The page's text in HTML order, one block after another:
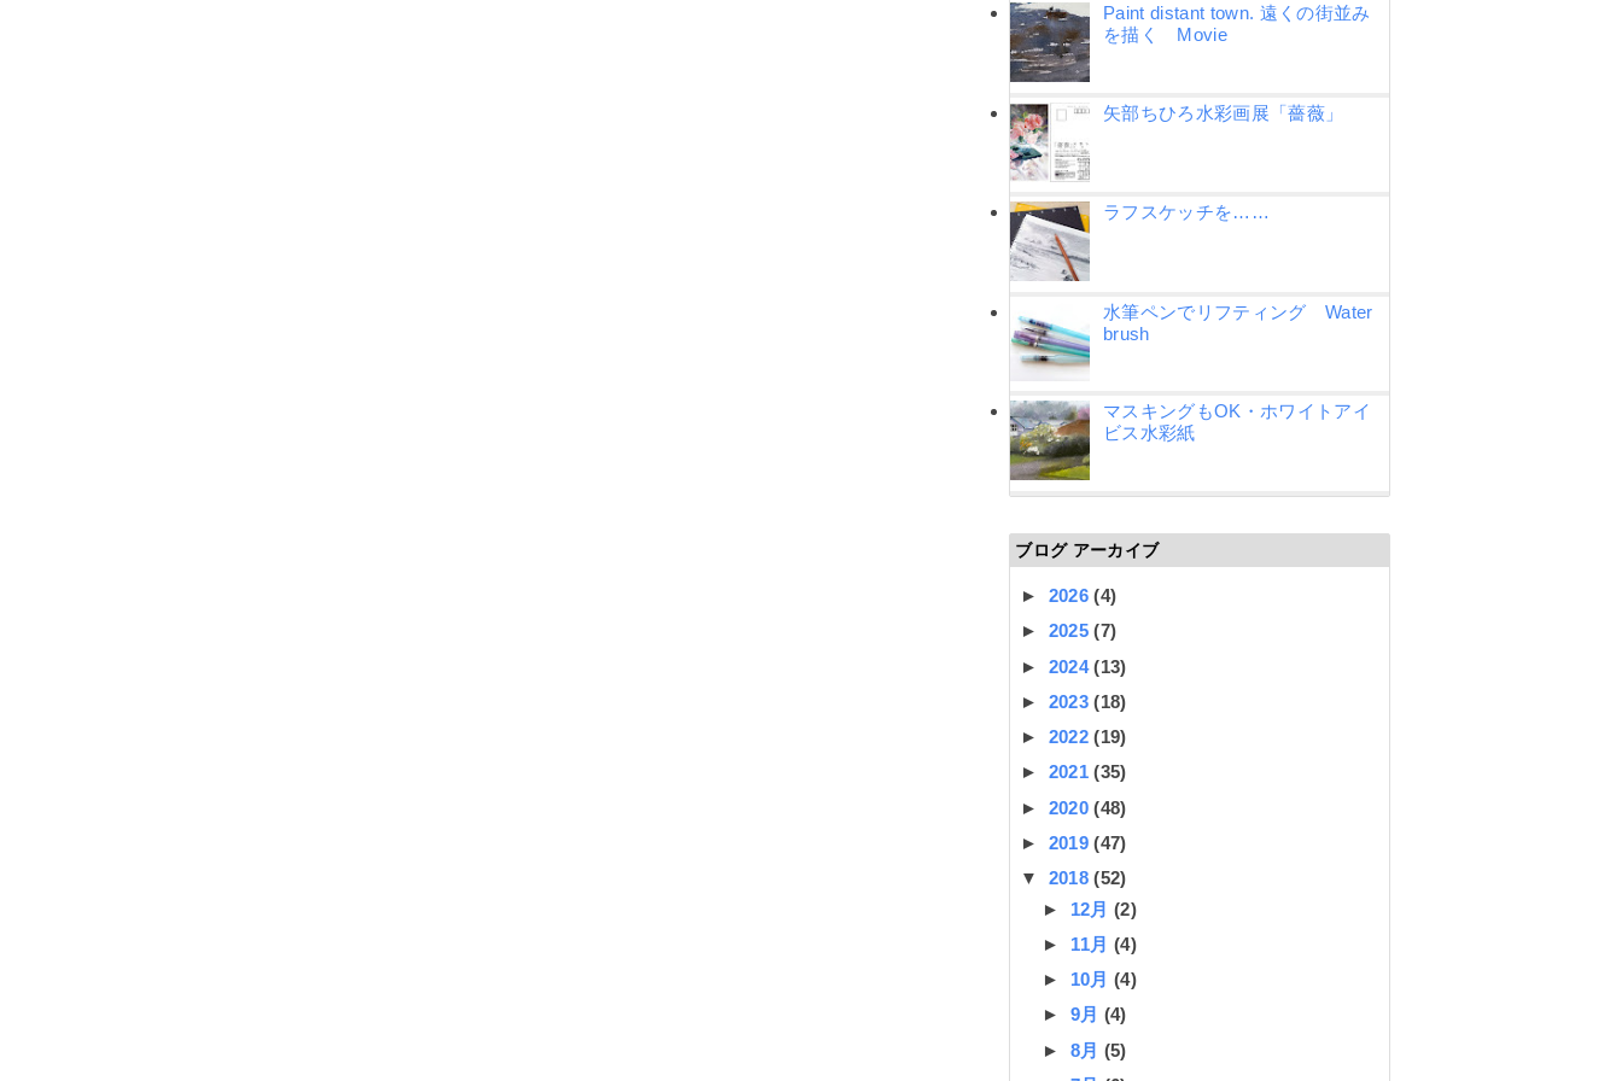
Paint distant town. 遠くの街並み
を描く Movie
矢部ちひろ水彩画展「薔薇」
ラフスケッチを……
水筆ペンでリフティング Water
brush
マスキングもOK・ホワイトアイ
ビス水彩紙
ブログ アーカイブ
► 2026(4)
► 2025(7)
► 2024(13)
► 2023(18)
► 2022(19)
► 2021(35)
► 2020(48)
► 2019(47)
▼ 2018(52)
► 12月 (2)
► 11月 (4)
► 10月 (4)
► 9月 (4)
► 8月 (5)